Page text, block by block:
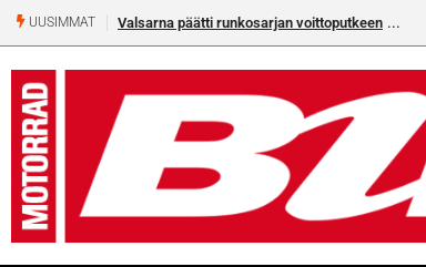
UUSIMMAT Valsarna päätti runkosarjan voittoputkeen